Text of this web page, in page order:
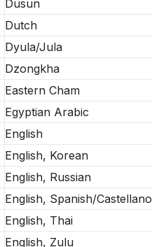
Dusun
Dutch
Dyula/Jula
Dzongkha
Eastern Cham
Egyptian Arabic
English
English, Korean
English, Russian
English, Spanish/Castellano
English, Thai
English, Zulu